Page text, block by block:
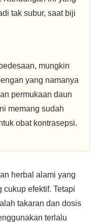
tak subur, saat biji
mungkin
yang namanya
permukaan daun
memang sudah
obat kontrasepsi.
herbal alami yang
efektif. Tetapi
takaran dan dosis
terlalu